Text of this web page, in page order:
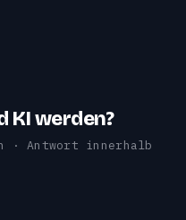
KI werden?
· Antwort innerhalb